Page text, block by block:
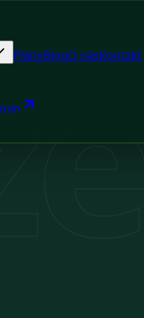
PlányBlogO násKontakt